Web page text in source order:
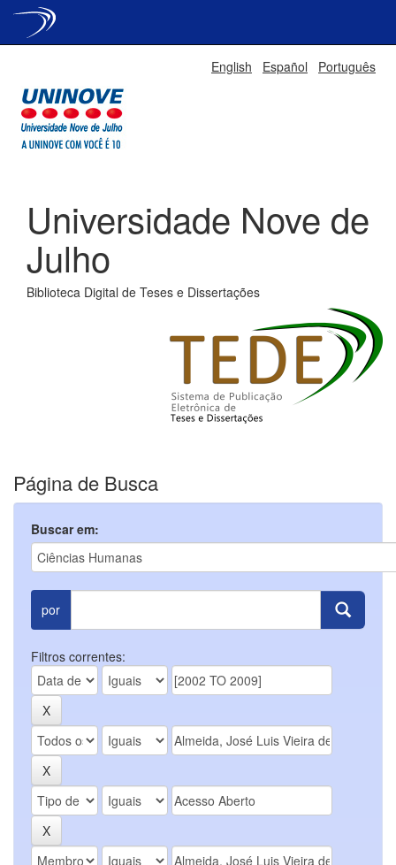
English Español Português
Universidade Nove de
Julho
Biblioteca Digital de Teses e Dissertações
Página de Busca
Buscar em:
por
Filtros correntes: